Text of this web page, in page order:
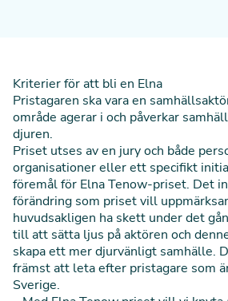
Kriterier för att bli en Elna
Pristagaren ska vara en
område agerar i och påverkar
djuren.
Priset utses av en jury och både
organisationer eller ett specifikt
föremål för Elna Tenow-priset. Det
förändring som priset vill
huvudsakligen ha skett under det
till att sätta ljus på aktören och
skapa ett mer djurvänligt samhälle.
främst att leta efter pristagare som
Sverige.